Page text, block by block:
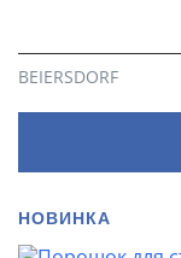
BEIERSDORF
НОВИНКА